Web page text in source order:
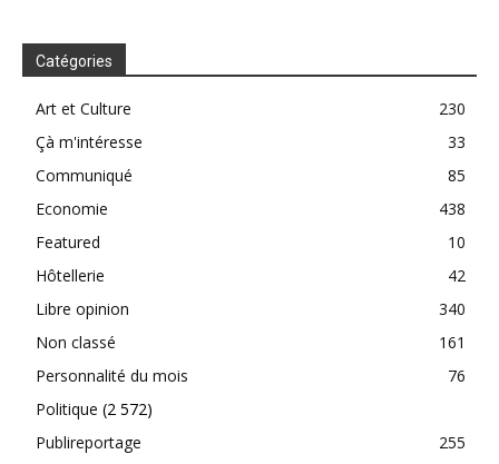
Catégories
Art et Culture
230
Çà m'intéresse
33
Communiqué
85
Economie
438
Featured
10
Hôtellerie
42
Libre opinion
340
Non classé
161
Personnalité du mois
76
Politique (2 572)
Publireportage
255